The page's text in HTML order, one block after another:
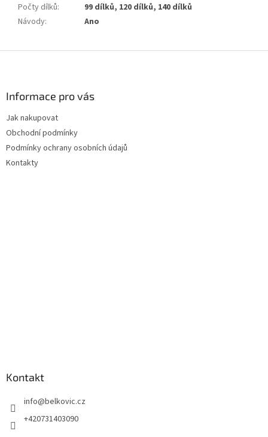
Počty dílků:
99 dílků, 120 dílků, 140 dílků
Návody: Ano
Informace pro vás
Jak nakupovat
Obchodní podmínky
Podmínky ochrany osobních údajů
Kontakty
Kontakt
info@belkovic.cz
+420731403090